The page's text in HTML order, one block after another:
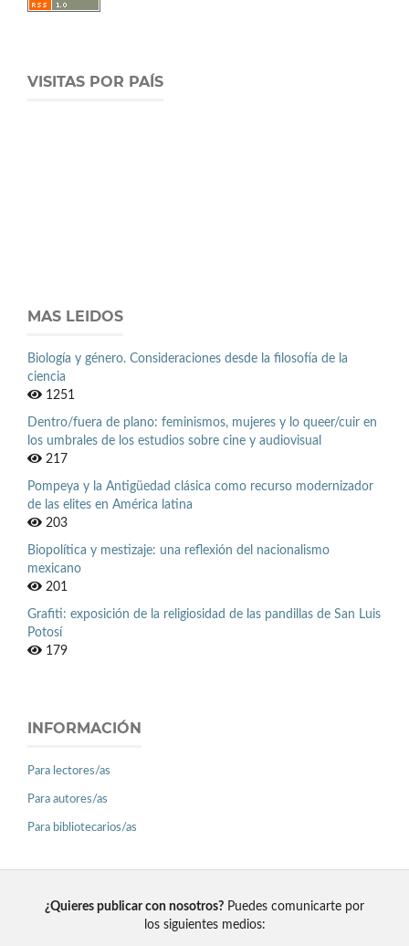
VISITAS POR PAÍS
MAS LEIDOS
Biología y género. Consideraciones desde la filosofía de la
ciencia
1251
Dentro/fuera de plano: feminismos, mujeres y lo queer/cuir en
los umbrales de los estudios sobre cine y audiovisual
217
Pompeya y la Antigüedad clásica como recurso modernizador
de las elites en América latina
203
Biopolítica y mestizaje: una reflexión del nacionalismo
mexicano
201
Grafiti: exposición de la religiosidad de las pandillas de San Luis
Potosí
179
INFORMACIÓN
Para lectores/as
Para autores/as
Para bibliotecarios/as
¿Quieres publicar con nosotros? Puedes comunicarte por
los siguientes medios: